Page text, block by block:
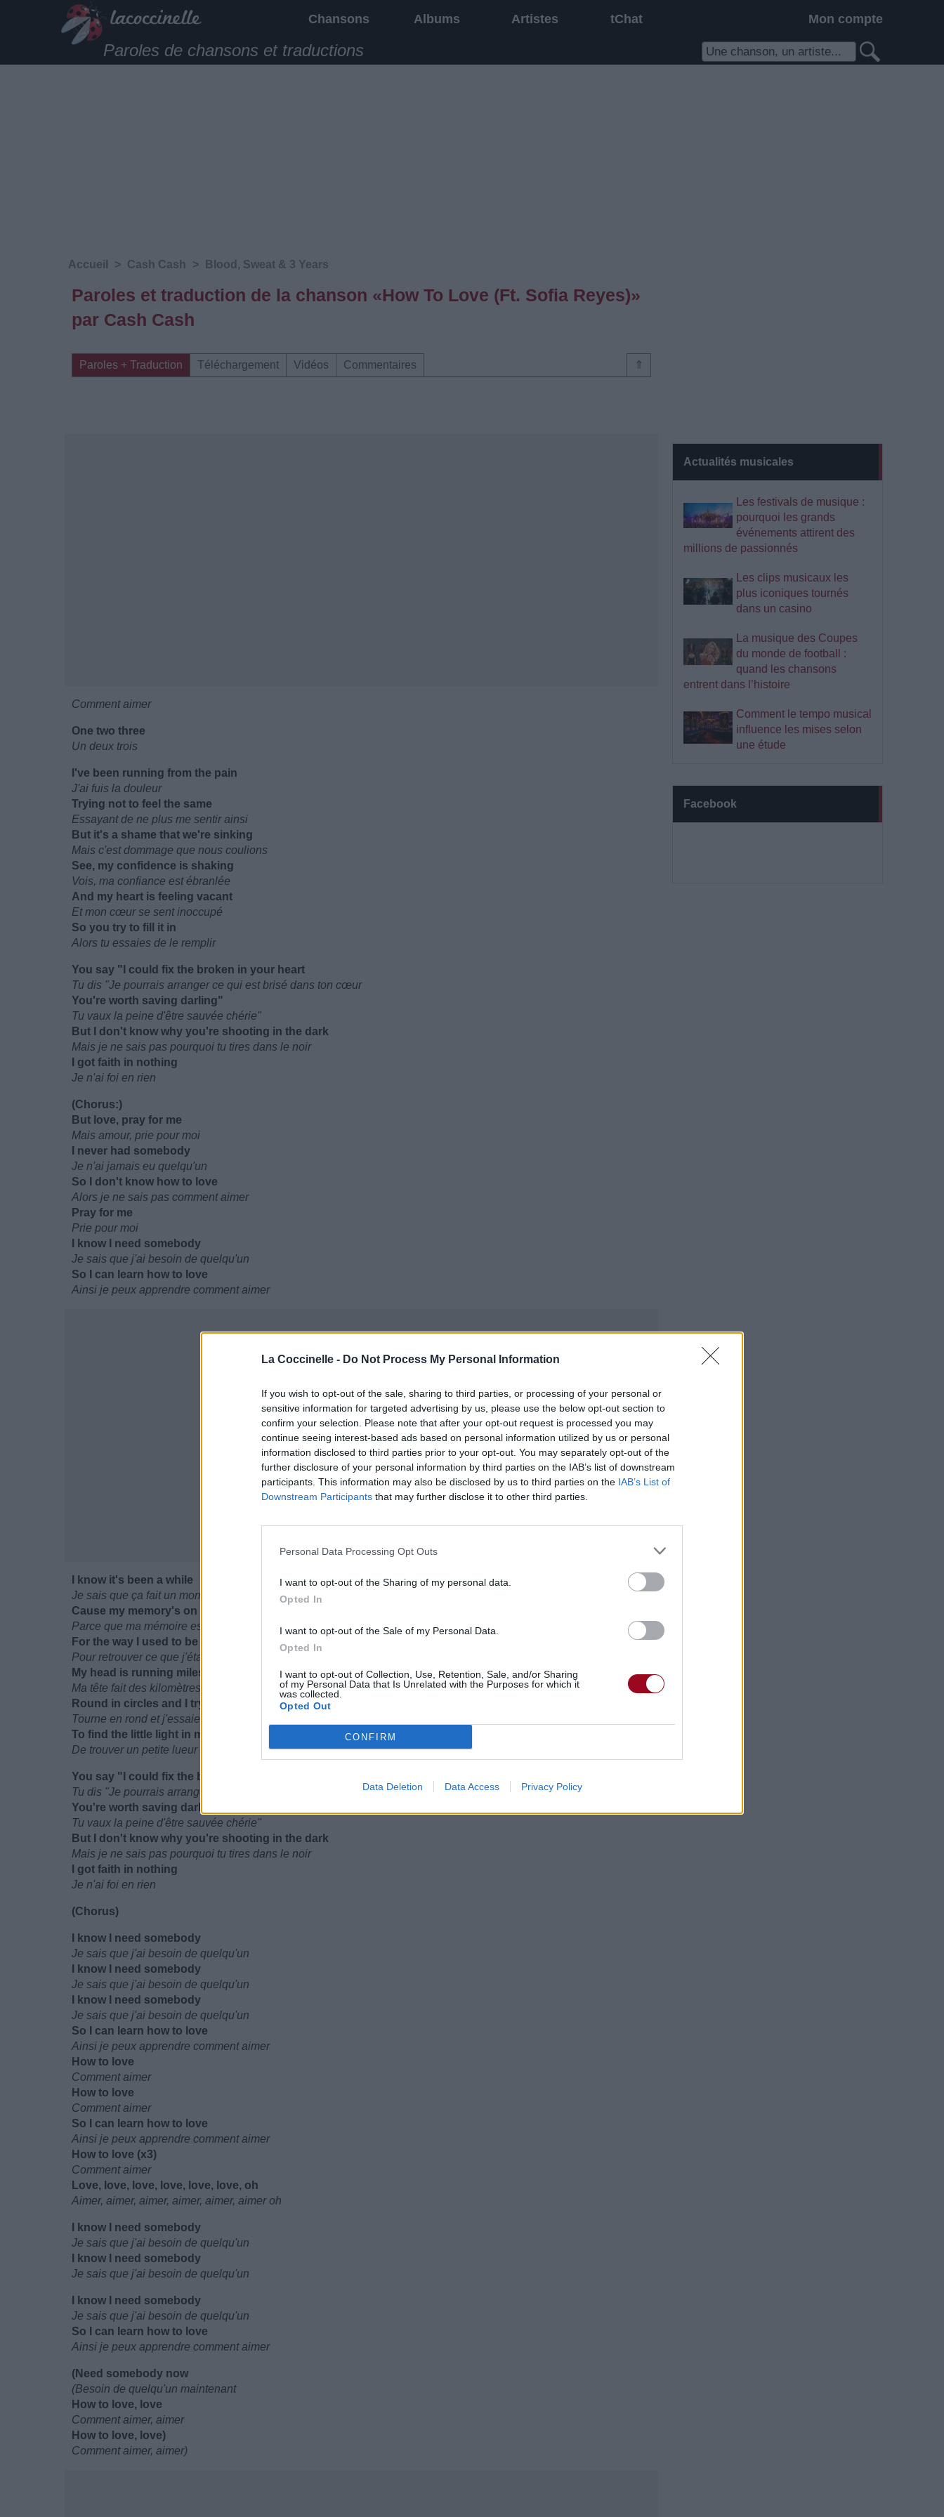
La Coccinelle - Do Not Process My Personal Information
If you wish to opt-out of the sale, sharing to third parties, or processing of your personal or
sensitive information for targeted advertising by us, please use the below opt-out section to
confirm your selection. Please note that after your opt-out request is processed you may
continue seeing interest-based ads based on personal information utilized by us or personal
information disclosed to third parties prior to your opt-out. You may separately opt-out of the
further disclosure of your personal information by third parties on the IAB’s list of downstream
participants. This information may also be disclosed by us to third parties on the IAB’s List of
Downstream Participants that may further disclose it to other third parties.
Personal Data Processing Opt Outs
I want to opt-out of the Sharing of my personal data.
Opted In
I want to opt-out of the Sale of my Personal Data.
Opted In
I want to opt-out of Collection, Use, Retention, Sale, and/or Sharing
of my Personal Data that Is Unrelated with the Purposes for which it
was collected.
Opted Out
CONFIRM
Data Deletion Data Access Privacy Policy
Chansons Albums Artistes tChat Mon compte
Paroles de chansons et traductions
Actualités musicales
Les festivals de musique :
pourquoi les grands
événements attirent des
millions de passionnés
Les clips musicaux les
plus iconiques tournés
dans un casino
La musique des Coupes
du monde de football :
quand les chansons
entrent dans l’histoire
Comment le tempo musical
influence les mises selon
une étude
Facebook
Accueil > Cash Cash > Blood, Sweat & 3 Years
Paroles et traduction de la chanson «How To Love (Ft. Sofia Reyes)»
par Cash Cash
⇑
Paroles + Traduction Téléchargement Vidéos Commentaires
Comment aimer
One two three
Un deux trois
I've been running from the pain
J'ai fuis la douleur
Trying not to feel the same
Essayant de ne plus me sentir ainsi
But it's a shame that we're sinking
Mais c'est dommage que nous coulions
See, my confidence is shaking
Vois, ma confiance est ébranlée
And my heart is feeling vacant
Et mon cœur se sent inoccupé
So you try to fill it in
Alors tu essaies de le remplir
You say "I could fix the broken in your heart
Tu dis "Je pourrais arranger ce qui est brisé dans ton cœur
You're worth saving darling"
Tu vaux la peine d'être sauvée chérie"
But I don't know why you're shooting in the dark
Mais je ne sais pas pourquoi tu tires dans le noir
I got faith in nothing
Je n'ai foi en rien
(Chorus:)
But love, pray for me
Mais amour, prie pour moi
I never had somebody
Je n'ai jamais eu quelqu'un
So I don't know how to love
Alors je ne sais pas comment aimer
Pray for me
Prie pour moi
I know I need somebody
Je sais que j'ai besoin de quelqu'un
So I can learn how to love
Ainsi je peux apprendre comment aimer
I know it's been a while
Je sais que ça fait un moment
Cause my memory's on trial
Parce que ma mémoire est mise à l'épreuve
For the way I used to be
Pour retrouver ce que j'étais
My head is running miles
Ma tête fait des kilomètres
Round in circles and I try
Tourne en rond et j'essaie
To find the little light in me
De trouver un petite lueur en moi
You say "I could fix the broken in your heart
Tu dis "Je pourrais arranger ce qui est brisé dans ton cœur
You're worth saving darling"
Tu vaux la peine d'être sauvée chérie"
But I don't know why you're shooting in the dark
Mais je ne sais pas pourquoi tu tires dans le noir
I got faith in nothing
Je n'ai foi en rien
(Chorus)
I know I need somebody
Je sais que j'ai besoin de quelqu'un
I know I need somebody
Je sais que j'ai besoin de quelqu'un
I know I need somebody
Je sais que j'ai besoin de quelqu'un
So I can learn how to love
Ainsi je peux apprendre comment aimer
How to love
Comment aimer
How to love
Comment aimer
So I can learn how to love
Ainsi je peux apprendre comment aimer
How to love (x3)
Comment aimer
Love, love, love, love, love, love, oh
Aimer, aimer, aimer, aimer, aimer, aimer oh
I know I need somebody
Je sais que j'ai besoin de quelqu'un
I know I need somebody
Je sais que j'ai besoin de quelqu'un
I know I need somebody
Je sais que j'ai besoin de quelqu'un
So I can learn how to love
Ainsi je peux apprendre comment aimer
(Need somebody now
(Besoin de quelqu'un maintenant
How to love, love
Comment aimer, aimer
How to love, love)
Comment aimer, aimer)